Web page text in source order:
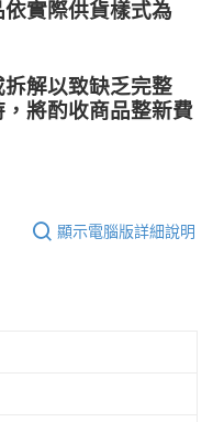
實際供貨樣式為
解以致缺乏完整
將酌收商品整﻿新費
顯示電腦版詳細說明